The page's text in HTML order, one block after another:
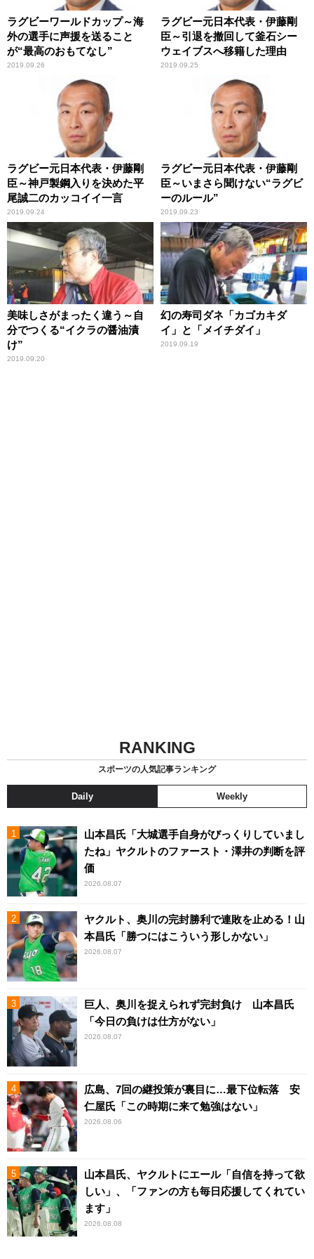
ラグビーワールドカップ～海
外の選手に声援を送ること
が“最高のおもてなし”
2019.09.26
ラグビー元日本代表・伊藤剛
臣～引退を撤回して釜石シー
ウェイブスへ移籍した理由
2019.09.25
ラグビー元日本代表・伊藤剛
臣～神戸製鋼入りを決めた平
尾誠二のカッコイイ一言
2019.09.24
ラグビー元日本代表・伊藤剛
臣～いまさら聞けない“ラグビ
ーのルール”
2019.09.23
美味しさがまったく違う～自
分でつくる“イクラの醤油漬
け”
2019.09.20
幻の寿司ダネ「カゴカキダ
イ」と「メイチダイ」
2019.09.19
RANKING
スポーツの人気記事ランキング
Daily Weekly
山本昌氏「大城選手自身がびっくりしていまし
たね」ヤクルトのファースト・澤井の判断を評
価
2026.08.07
ヤクルト、奥川の完封勝利で連敗を止める！山
本昌氏「勝つにはこういう形しかない」
2026.08.07
巨人、奥川を捉えられず完封負け 山本昌氏
「今日の負けは仕方がない」
2026.08.07
広島、7回の継投策が裏目に…最下位転落 安
仁屋氏「この時期に来て勉強はない」
2026.08.06
山本昌氏、ヤクルトにエール「自信を持って欲
しい」、「ファンの方も毎日応援してくれてい
ます」
2026.08.08